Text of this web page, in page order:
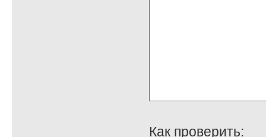
Как проверить: